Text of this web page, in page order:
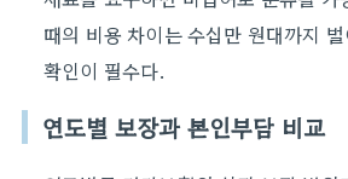
때의 비용 차이는 수십만 원대까지
확인이 필수다.
연도별 보장과 본인부담 비교